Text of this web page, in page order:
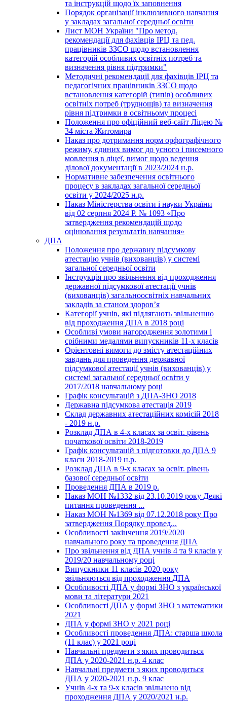
та інструкцій щодо їх заповнення
Порядок організації інклюзивного навчання
у закладах загальної середньої освіти
Лист МОН України "Про метод.
рекомендації для фахівців ІРЦ та пед.
працівників ЗЗСО щодо встановлення
категорій особливих освітніх потреб та
визначення рівня підтримки"
Методичні рекомендації для фахівців ІРЦ та
педагогічних працівників ЗЗСО щодо
встановлення категорій (типів) особливих
освітніх потреб (труднощів) та визначення
рівня підтримки в освітньому процесі
Положення про офіційний веб-сайт Ліцею №
34 міста Житомира
Наказ про дотримання норм орфографічного
режиму, єдиних вимог до усного і писемного
мовлення в ліцеї, вимог щодо ведення
ділової документації в 2023/2024 н.р.
Нормативне забезпечення освітнього
процесу в закладах загальної середньої
освіти у 2024/2025 н.р.
Наказ Міністерства освіти і науки України
від 02 серпня 2024 Р. № 1093 «Про
затвердження рекомендацій щодо
оцінювання результатів навчання»
ДПА
Положення про державну підсумкову
атестацію учнів (вихованців) у системі
загальної середньої освіти
Інструкція про звільнення від проходження
державної підсумкової атестації учнів
(вихованців) загальноосвітніх навчальних
закладів за станом здоров’я
Категорії учнів, які підлягають звільненню
від проходження ДПА в 2018 році
Особливі умови нагородження золотими і
срібними медалями випускників 11-х класів
Орієнтовні вимоги до змісту атестаційних
завдань для проведення державної
підсумкової атестації учнів (вихованців) у
системі загальної середньої освіти у
2017/2018 навчальному році
Графік консультацій з ДПА-ЗНО 2018
Державна підсумкова атестація 2019
Склад державних атестаційних комісій 2018
- 2019 н.р.
Розклад ДПА в 4-х класах за освіт. рівень
початкової освіти 2018-2019
Графік консультацій з підготовки до ДПА 9
класи 2018-2019 н.р.
Розклад ДПА в 9-х класах за освіт. рівень
базової середньої освіти
Проведення ДПА в 2019 р.
Наказ МОН №1332 від 23.10.2019 року Деякі
питання проведення ...
Наказ МОН №1369 від 07.12.2018 року Про
затвердження Порядку провед...
Особливості закінчення 2019/2020
навчального року та проведення ДПА
Про звільнення від ДПА учнів 4 та 9 класів у
2019/20 навчальному році
Випускники 11 класів 2020 року
звільняються від проходження ДПА
Особливості ДПА у формі ЗНО з української
мови та літератури 2021
Особливості ДПА у формі ЗНО з математики
2021
ДПА у формі ЗНО у 2021 році
Особливості проведення ДПА: старша школа
(11 клас) у 2021 році
Навчальні предмети з яких проводиться
ДПА у 2020-2021 н.р. 4 клас
Навчальні предмети з яких проводиться
ДПА у 2020-2021 н.р. 9 клас
Учнів 4-х та 9-х класів звільнено від
проходження ДПА у 2020/2021 н.р.